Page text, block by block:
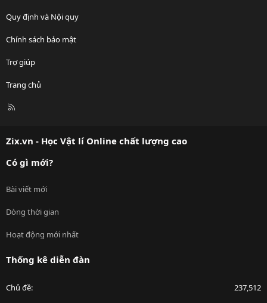
Quy định và Nội quy
Chính sách bảo mật
Trợ giúp
Trang chủ
R
Zix.vn - Học Vật lí Online chất lượng cao
Có gì mới?
Bài viết mới
Dòng thời gian
Hoạt động mới nhất
Thống kê diễn đàn
Chủ đề 237,512